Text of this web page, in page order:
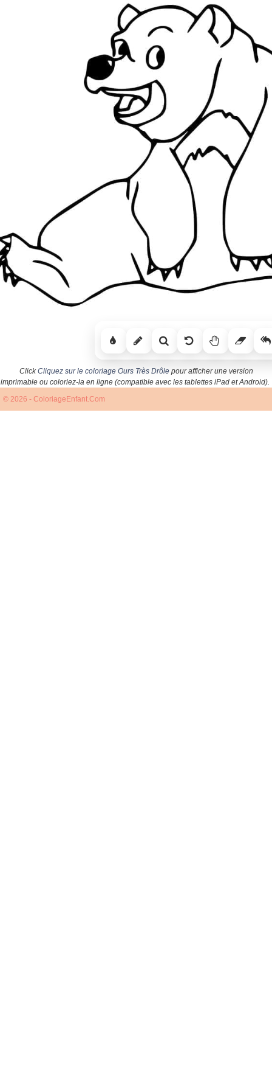
ClickCliquez sur le coloriage Ours Très Drôlepour afficher une version
imprimable ou coloriez-la en ligne (compatible avec les tablettes iPad et Android).
© 2026 - ColoriageEnfant.Com